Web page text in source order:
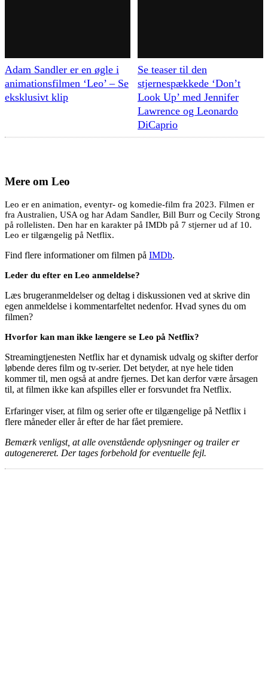
Adam Sandler er en øgle i
animationsfilmen ‘Leo’ – Se
eksklusivt klip
Se teaser til den
stjernespækkede ‘Don’t
Look Up’ med Jennifer
Lawrence og Leonardo
DiCaprio
Mere om Leo
Leo er en animation, eventyr- og komedie-film fra 2023. Filmen er
fra Australien, USA og har Adam Sandler, Bill Burr og Cecily Strong
på rollelisten. Den har en karakter på IMDb på 7 stjerner ud af 10.
Leo er tilgængelig på Netflix.
Find flere informationer om filmen på IMDb.
Leder du efter en Leo anmeldelse?
Læs brugeranmeldelser og deltag i diskussionen ved at skrive din
egen anmeldelse i kommentarfeltet nedenfor. Hvad synes du om
filmen?
Hvorfor kan man ikke længere se Leo på Netflix?
Streamingtjenesten Netflix har et dynamisk udvalg og skifter derfor
løbende deres film og tv-serier. Det betyder, at nye hele tiden
kommer til, men også at andre fjernes. Det kan derfor være årsagen
til, at filmen ikke kan afspilles eller er forsvundet fra Netflix.
Erfaringer viser, at film og serier ofte er tilgængelige på Netflix i
flere måneder eller år efter de har fået premiere.
Bemærk venligst, at alle ovenstående oplysninger og trailer er
autogenereret. Der tages forbehold for eventuelle fejl.